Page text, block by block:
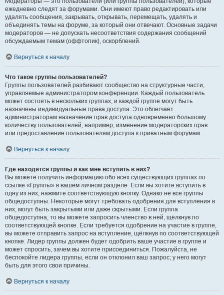
ежедневно следят за форумами. Они имеют право редактировать или
удалять сообщения, закрывать, открывать, перемещать, удалять и
объединять темы на форуме, за который они отвечают. Основные задачи
модераторов — не допускать несоответствия содержания сообщений
обсуждаемым темам (оффтопик), оскорблений.
Вернуться к началу
Что такое группы пользователей?
Группы пользователей разбивают сообщество на структурные части,
управляемые администратором конференции. Каждый пользователь
может состоять в нескольких группах, и каждой группе могут быть
назначены индивидуальные права доступа. Это облегчает
администраторам назначение прав доступа одновременно большому
количеству пользователей, например, изменение модераторских прав
или предоставление пользователям доступа к приватным форумам.
Вернуться к началу
Где находятся группы и как мне вступить в них?
Вы можете получить информацию обо всех существующих группах по
ссылке «Группы» в вашем личном разделе. Если вы хотите вступить в
одну из них, нажмите соответствующую кнопку. Однако не все группы
общедоступны. Некоторые могут требовать одобрения для вступления в
них, могут быть закрытыми или даже скрытыми. Если группа
общедоступна, то вы можете запросить членство в ней, щёлкнув по
соответствующей кнопке. Если требуется одобрение на участие в группе,
вы можете отправить запрос на вступление, щёлкнув по соответствующей
кнопке. Лидер группы должен будет одобрить ваше участие в группе и
может спросить, зачем вы хотите присоединиться. Пожалуйста, не
беспокойте лидера группы, если он отклонил ваш запрос; у него могут
быть для этого свои причины.
Вернуться к началу